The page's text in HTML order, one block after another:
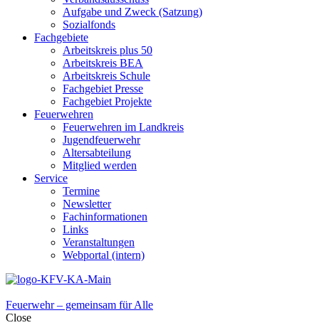
Aufgabe und Zweck (Satzung)
Sozialfonds
Fachgebiete
Arbeitskreis plus 50
Arbeitskreis BEA
Arbeitskreis Schule
Fachgebiet Presse
Fachgebiet Projekte
Feuerwehren
Feuerwehren im Landkreis
Jugendfeuerwehr
Altersabteilung
Mitglied werden
Service
Termine
Newsletter
Fachinformationen
Links
Veranstaltungen
Webportal (intern)
Feuerwehr – gemeinsam für Alle
Close